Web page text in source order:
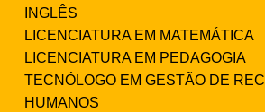
INGLÊS
LICENCIATURA EM MATEMÁTICA
LICENCIATURA EM PEDAGOGIA
TECNÓLOGO EM GESTÃO DE
HUMANOS